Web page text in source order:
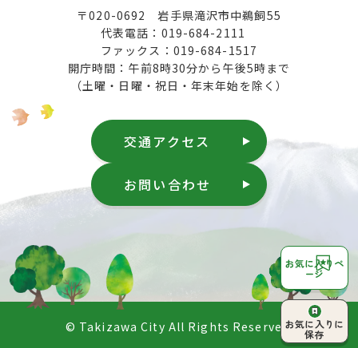
お気に入りペ
ージ
お気に入りに
保存
〒020-0692 岩手県滝沢市中鵜飼55
代表電話：019-684-2111
ファックス：019-684-1517
開庁時間：午前8時30分から午後5時まで
（土曜・日曜・祝日・年末年始を除く）
交通アクセス
お問い合わせ
© Takizawa City All Rights Reserved.ページ上部へ
戻る